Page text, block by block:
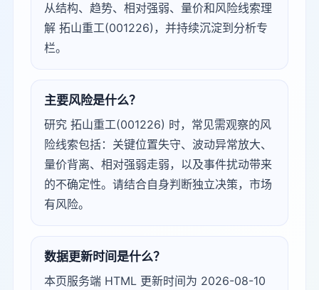
从结构、趋势、相对强弱、量价和风险线索理
解 拓山重工(001226)，并持续沉淀到分析专
栏。
主要风险是什么？
研究 拓山重工(001226) 时，常见需观察的风
险线索包括：关键位置失守、波动异常放大、
量价背离、相对强弱走弱，以及事件扰动带来
的不确定性。请结合自身判断独立决策，市场
有风险。
数据更新时间是什么？
本页服务端 HTML 更新时间为 2026-08-10